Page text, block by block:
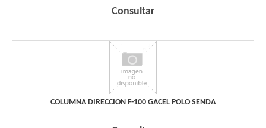
Consultar
COLUMNA DIRECCION F-100 GACEL POLO SENDA